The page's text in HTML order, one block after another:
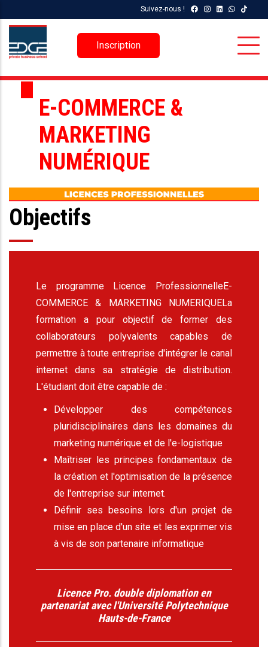
main
content
Suivez-nous !
Inscription
E-COMMERCE &
MARKETING
NUMÉRIQUE
Objectifs
Le programme Licence ProfessionnelleE-
COMMERCE & MARKETING NUMERIQUELa
formation a pour objectif de former des
collaborateurs polyvalents capables de
permettre à toute entreprise d'intégrer le canal
internet dans sa stratégie de distribution.
L'étudiant doit être capable de :
Développer des compétences
pluridisciplinaires dans les domaines du
marketing numérique et de l'e-logistique
Maîtriser les principes fondamentaux de
la création et l'optimisation de la présence
de l'entreprise sur internet.
Définir ses besoins lors d'un projet de
mise en place d'un site et les exprimer vis
à vis de son partenaire informatique
Licence Pro. double diplomation en
partenariat avec l'Université Polytechnique
Hauts-de-France